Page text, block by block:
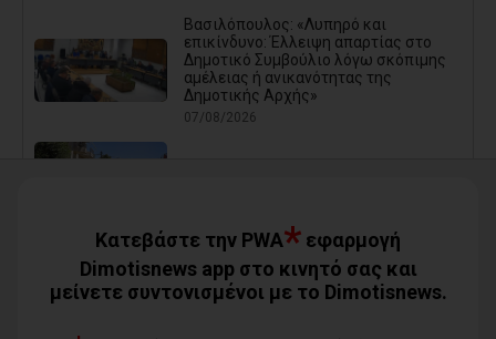
Βασιλόπουλος: «Λυπηρό και
επικίνδυνο: Έλλειψη απαρτίας στο
Δημοτικό Συμβούλιο λόγω σκόπιμης
αμέλειας ή ανικανότητας της
Δημοτικής Αρχής»
07/08/2026
07/08/2026
Χάρης Δούκας: Η καλύτερή μου να
Κατεβάστε την PWA* εφαρμογή
Dimotisnews app στο κινητό σας και
μείνετε συντονισμένοι με το Dimotisnews.